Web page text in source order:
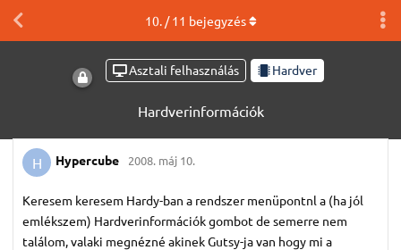
Asztali felhasználás Hardver
Hardverinformációk
10. /11 bejegyzés
H Hypercube 2008. máj 10.
Keresem keresem Hardy-ban a rendszer menüpontnl a (ha jól
emlékszem) Hardverinformációk gombot de semerre nem
találom, valaki megnézné akinek Gutsy-ja van hogy mi a